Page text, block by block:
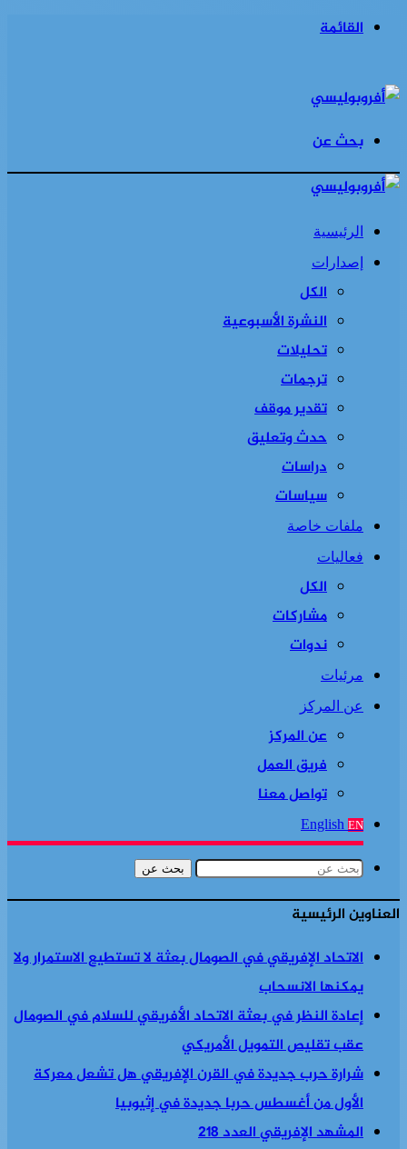
القائمة
بحث عن
الرئيسية
إصدارات
الكل
النشرة الأسبوعية
تحليلات
ترجمات
تقدير موقف
حدث وتعليق
دراسات
سياسات
ملفات خاصة
فعاليات
الكل
مشاركات
ندوات
مرئيات
عن المركز
عن المركز
فريق العمل
تواصل معنا
English EN
بحث عن
العناوين الرئيسية
الاتحاد الإفريقي في الصومال بعثة لا تستطيع الاستمرار ولا
يمكنها الانسحاب
إعادة النظر في بعثة الاتحاد الأفريقي للسلام في الصومال
عقب تقليص التمويل الأمريكي
شرارة حرب جديدة في القرن الإفريقي هل تشعل معركة
الأول من أغسطس حربا جديدة في إثيوبيا
المشهد الإفريقي العدد 218